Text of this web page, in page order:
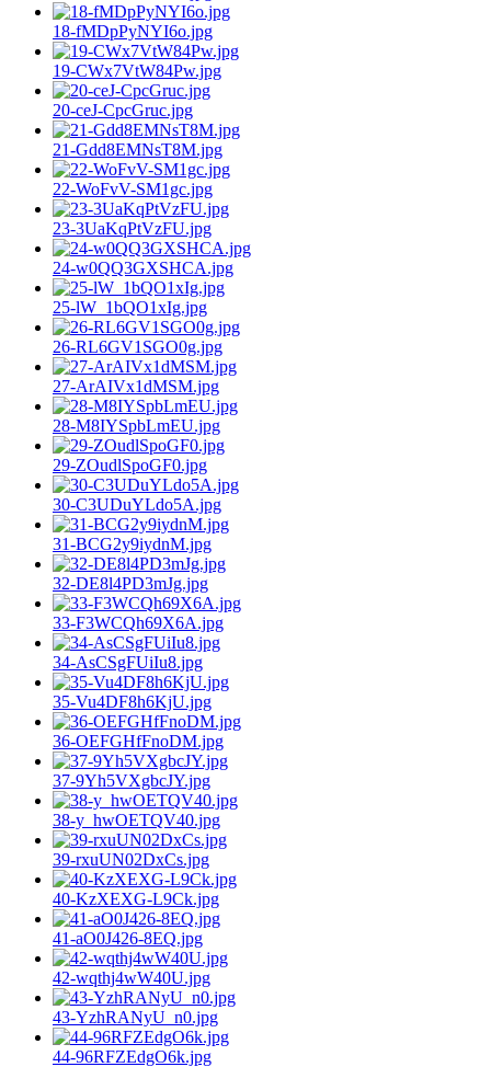
18-fMDpPyNYI6o.jpg
19-CWx7VtW84Pw.jpg
20-ceJ-CpcGruc.jpg
21-Gdd8EMNsT8M.jpg
22-WoFvV-SM1gc.jpg
23-3UaKqPtVzFU.jpg
24-w0QQ3GXSHCA.jpg
25-lW_1bQO1xIg.jpg
26-RL6GV1SGO0g.jpg
27-ArAIVx1dMSM.jpg
28-M8IYSpbLmEU.jpg
29-ZOudlSpoGF0.jpg
30-C3UDuYLdo5A.jpg
31-BCG2y9iydnM.jpg
32-DE8l4PD3mJg.jpg
33-F3WCQh69X6A.jpg
34-AsCSgFUiIu8.jpg
35-Vu4DF8h6KjU.jpg
36-OEFGHfFnoDM.jpg
37-9Yh5VXgbcJY.jpg
38-y_hwOETQV40.jpg
39-rxuUN02DxCs.jpg
40-KzXEXG-L9Ck.jpg
41-aO0J426-8EQ.jpg
42-wqthj4wW40U.jpg
43-YzhRANyU_n0.jpg
44-96RFZEdgO6k.jpg